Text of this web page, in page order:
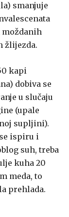
smanjuje
moždanih
žlijezda.
kapi
dobiva se
u slučaju
(upale
supljini).
ispiru i
suh, treba
kuha 20
meda, to
prehlada.